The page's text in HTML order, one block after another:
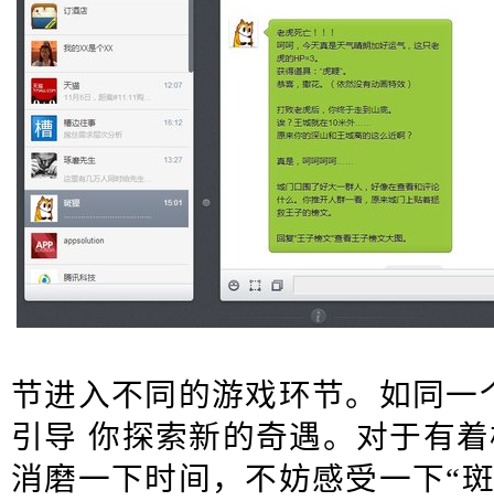
节进入不同的游戏环节。如同
引导 你探索新的奇遇。对于有
消磨一下时间，不妨感受一下“